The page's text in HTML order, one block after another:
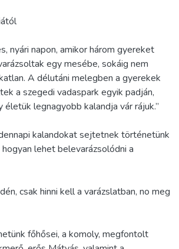
nyári napon, amikor három gyereket
egy mesébe, sokáig nem
A délutáni melegben a gyerekek
a szegedi vadaspark egyik padján,
legnagyobb kalandja vár rájuk.”
kalandokat sejtetnek történetünk
lehet belevarázsolódni a
csak hinni kell a varázslatban, no meg
főhősei, a komoly, megfontolt